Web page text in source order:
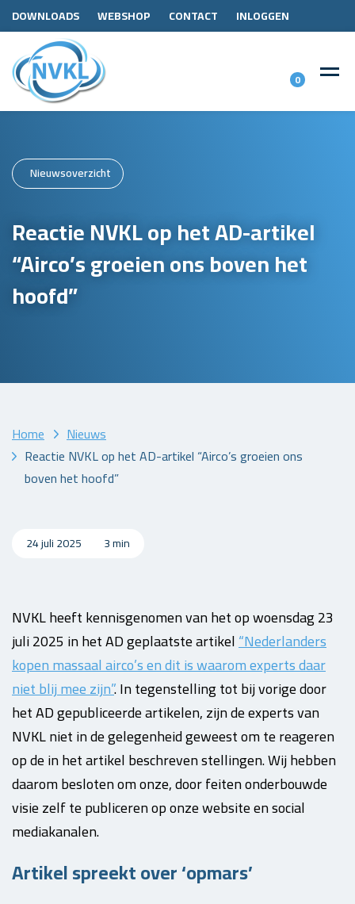
DOWNLOADS WEBSHOP CONTACT INLOGGEN
0
Nieuwsoverzicht
Reactie NVKL op het AD-artikel
“Airco’s groeien ons boven het
hoofd”
Home
Nieuws
Reactie NVKL op het AD-artikel “Airco’s groeien ons
boven het hoofd”
24 juli 2025 3 min
NVKL heeft kennisgenomen van het op woensdag 23
juli 2025 in het AD geplaatste artikel“Nederlanders
kopen massaal airco’s en dit is waarom experts daar
niet blij mee zijn”. In tegenstelling tot bij vorige door
het AD gepubliceerde artikelen, zijn de experts van
NVKL niet in de gelegenheid geweest om te reageren
op de in het artikel beschreven stellingen. Wij hebben
daarom besloten om onze, door feiten onderbouwde
visie zelf te publiceren op onze website en social
mediakanalen.
Artikel spreekt over ‘opmars’